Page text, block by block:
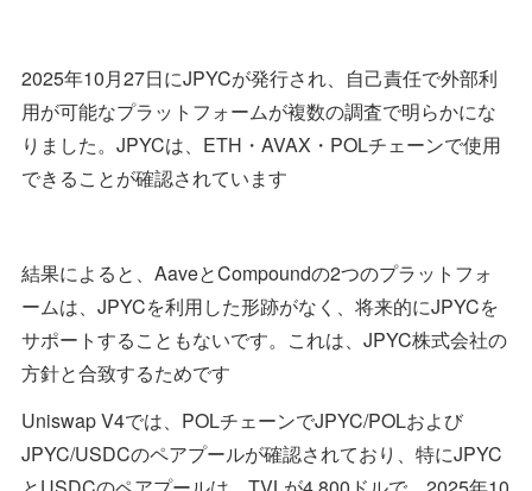
2025年10月27日にJPYCが発行され、自己責任で外部利
用が可能なプラットフォームが複数の調査で明らかにな
りました。JPYCは、ETH・AVAX・POLチェーンで使用
できることが確認されています
結果によると、AaveとCompoundの2つのプラットフォ
ームは、JPYCを利用した形跡がなく、将来的にJPYCを
サポートすることもないです。これは、JPYC株式会社の
方針と合致するためです
Uniswap V4では、POLチェーンでJPYC/POLおよび
JPYC/USDCのペアプールが確認されており、特にJPYC